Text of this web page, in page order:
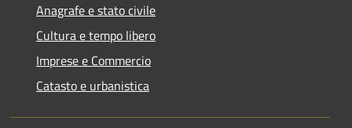
Anagrafe e stato civile
Cultura e tempo libero
Imprese e Commercio
Catasto e urbanistica